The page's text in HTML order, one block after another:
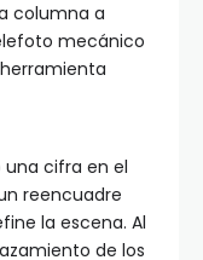
columna a
mecánico
una cifra en el
reencuadre
la escena. Al
de los